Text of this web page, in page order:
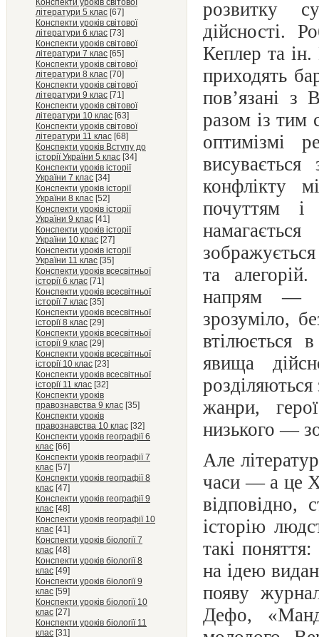
Конспекти уроків світової
літератури 5 клас [67]
Конспекти уроків світової
літератури 6 клас [73]
Конспекти уроків світової
літератури 7 клас [65]
Конспекти уроків світової
літератури 8 клас [70]
Конспекти уроків світової
літератури 9 клас [71]
Конспекти уроків світової
літератури 10 клас [63]
Конспекти уроків світової
літератури 11 клас [68]
Конспекти уроків Вступу до
історії України 5 клас [34]
Конспекти уроків історії
України 7 клас [34]
Конспекти уроків історії
України 8 клас [52]
Конспекти уроків історії
України 9 клас [41]
Конспекти уроків історії
України 10 клас [27]
Конспекти уроків історії
України 11 клас [35]
Конспекти уроків всесвітньої
історії 6 клас [71]
Конспекти уроків всесвітньої
історії 7 клас [35]
Конспекти уроків всесвітньої
історії 8 клас [29]
Конспекти уроків всесвітньої
історії 9 клас [29]
Конспекти уроків всесвітньої
історії 10 клас [23]
Конспекти уроків всесвітньої
історії 11 клас [32]
Конспекти уроків
правознавства 9 клас [35]
Конспекти уроків
правознавства 10 клас [32]
Конспекти уроків географії 6
клас [66]
Конспекти уроків географії 7
клас [57]
Конспекти уроків географії 8
клас [47]
Конспекти уроків географії 9
клас [48]
Конспекти уроків географії 10
клас [41]
Конспекти уроків біології 7
клас [48]
Конспекти уроків біології 8
клас [49]
Конспекти уроків біології 9
клас [59]
Конспекти уроків біології 10
клас [27]
Конспекти уроків біології 11
клас [31]
розвитку
дійсності.
Кеплер та
приходять
пов’язані з
разом із тим
оптимізмі
конфлікту
почуттям і
та алегорій.
напрям —
зрозуміло,
втілюється
явища
розділяються
жанри,
низького —
Але
часи — а це
відповідно,
історію
такі
на ідею
появу
Дефо,